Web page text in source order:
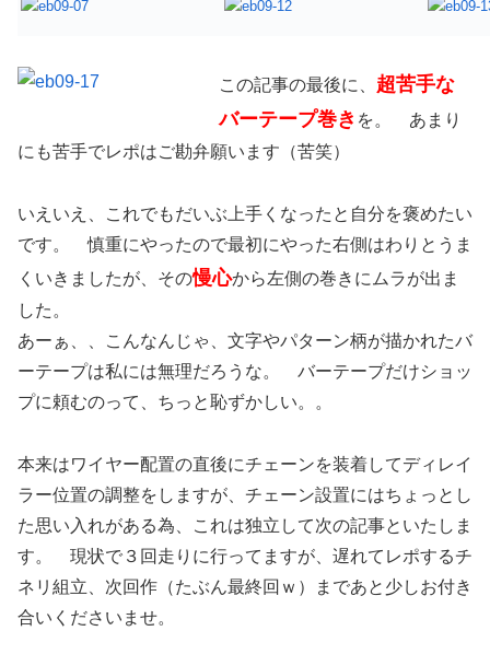
この記事の最後に、 超苦手な
バーテープ巻き を。 あまり
にも苦手でレポはご勘弁願います（苦笑）
いえいえ、これでもだいぶ上手くなったと自分を褒めたい
です。 慎重にやったので最初にやった右側はわりとうま
くいきましたが、その慢心から左側の巻きにムラが出ま
した。
あーぁ、、こんなんじゃ、文字やパターン柄が描かれたバ
ーテープは私には無理だろうな。 バーテープだけショッ
プに頼むのって、ちっと恥ずかしい。。
本来はワイヤー配置の直後にチェーンを装着してディレイ
ラー位置の調整をしますが、チェーン設置にはちょっとし
た思い入れがある為、これは独立して次の記事といたしま
す。 現状で３回走りに行ってますが、遅れてレポするチ
ネリ組立、次回作（たぶん最終回ｗ）まであと少しお付き
合いくださいませ。